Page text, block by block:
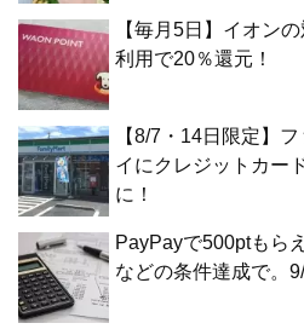
【毎月5日】イオン
利用で20％還元！
【8/7・14日限定】
イにクレジットカー
に！
PayPayで500ptもら
などの条件達成で。